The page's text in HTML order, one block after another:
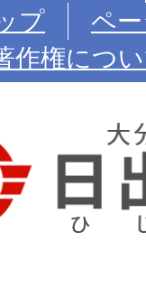
プ
ペ
作権につ